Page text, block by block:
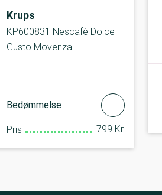
Krups
KP600831 Nescafé Dolce
Gusto Movenza
Bedømmelse
Pris 799 Kr.